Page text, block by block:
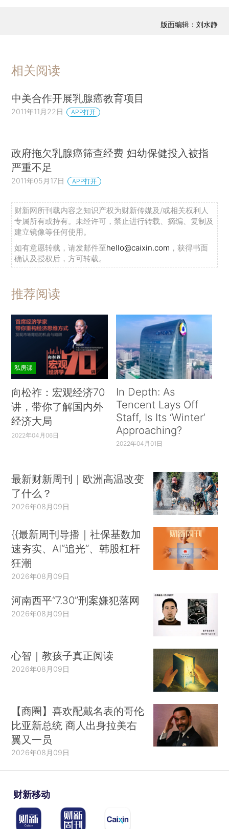
版面编辑：刘水静
相关阅读
中美合作开展乳腺癌教育项目
2011年11月22日 APP打开
政府拖欠乳腺癌筛查经费 妇幼保健投入被指
严重不足
2011年05月17日 APP打开
财新网所刊载内容之知识产权为财新传媒及/或相关权利人
专属所有或持有。未经许可，禁止进行转载、摘编、复制及
建立镜像等任何使用。
如有意愿转载，请发邮件至hello@caixin.com ，获得书面
确认及授权后，方可转载。
推荐阅读
私房课
向松祚：宏观经济70
讲，带你了解国内外
经济大局
2022年04月06日
In Depth: As
Tencent Lays Off
Staff, Is Its ‘Winter’
Approaching?
2022年04月01日
最新财新周刊｜欧洲高温改变
了什么？
2026年08月09日
{{最新周刊导播｜社保基数加
速夯实、AI“追光”、韩股杠杆
狂潮
2026年08月09日
河南西平“7.30”刑案嫌犯落网
2026年08月09日
心智｜教孩子真正阅读
2026年08月09日
【商圈】喜欢配戴名表的哥伦
比亚新总统 商人出身拉美右
翼又一员
2026年08月09日
财新移动